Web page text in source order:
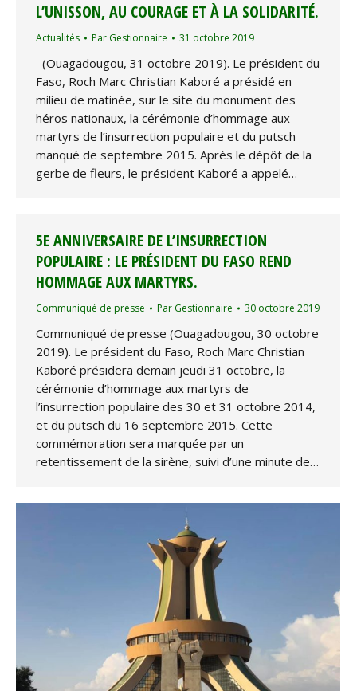
L’UNISSON, AU COURAGE ET À LA SOLIDARITÉ.
Actualités Par Gestionnaire 31 octobre 2019
(Ouagadougou, 31 octobre 2019). Le président du
Faso, Roch Marc Christian Kaboré a présidé en
milieu de matinée, sur le site du monument des
héros nationaux, la cérémonie d’hommage aux
martyrs de l’insurrection populaire et du putsch
manqué de septembre 2015. Après le dépôt de la
gerbe de fleurs, le président Kaboré a appelé…
5E ANNIVERSAIRE DE L’INSURRECTION
POPULAIRE : LE PRÉSIDENT DU FASO REND
HOMMAGE AUX MARTYRS.
Communiqué de presse Par Gestionnaire 30 octobre 2019
Communiqué de presse (Ouagadougou, 30 octobre
2019). Le président du Faso, Roch Marc Christian
Kaboré présidera demain jeudi 31 octobre, la
cérémonie d’hommage aux martyrs de
l’insurrection populaire des 30 et 31 octobre 2014,
et du putsch du 16 septembre 2015. Cette
commémoration sera marquée par un
retentissement de la sirène, suivi d’une minute de…